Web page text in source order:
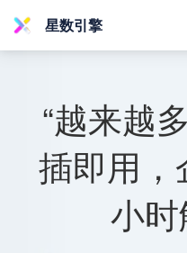
星数引擎
“越来越
插即用，
小时